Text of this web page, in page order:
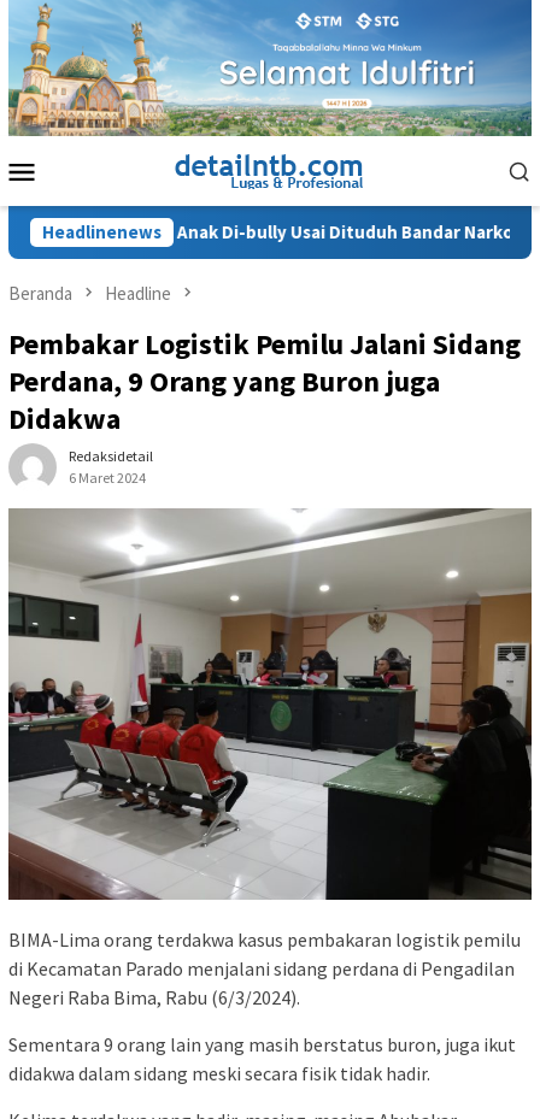
Loncat
konten
Mobile
Headlinenews
Terhina, Anak Di-bully Usai Dituduh Bandar Narkoba
Beranda Headline
Pembakar Logistik Pemilu Jalani Sidang
Perdana, 9 Orang yang Buron juga
Didakwa
Redaksidetail
6 Maret 2024
BIMA-Lima orang terdakwa kasus pembakaran logistik pemilu
di Kecamatan Parado menjalani sidang perdana di Pengadilan
Negeri Raba Bima, Rabu (6/3/2024).
Sementara 9 orang lain yang masih berstatus buron, juga ikut
didakwa dalam sidang meski secara fisik tidak hadir.